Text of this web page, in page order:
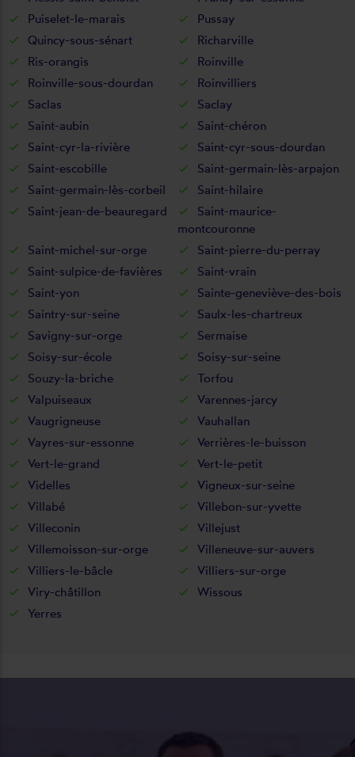
Puiselet-le-marais
Pussay
Quincy-sous-sénart
Richarville
Ris-orangis
Roinville
Roinville-sous-dourdan
Roinvilliers
Saclas
Saclay
Saint-aubin
Saint-chéron
Saint-cyr-la-rivière
Saint-cyr-sous-dourdan
Saint-escobille
Saint-germain-lès-arpajon
Saint-germain-lès-corbeil
Saint-hilaire
Saint-jean-de-beauregard
Saint-maurice-
montcouronne
Saint-michel-sur-orge
Saint-pierre-du-perray
Saint-sulpice-de-favières
Saint-vrain
Saint-yon
Sainte-geneviève-des-bois
Saintry-sur-seine
Saulx-les-chartreux
Savigny-sur-orge
Sermaise
Soisy-sur-école
Soisy-sur-seine
Souzy-la-briche
Torfou
Valpuiseaux
Varennes-jarcy
Vaugrigneuse
Vauhallan
Vayres-sur-essonne
Verrières-le-buisson
Vert-le-grand
Vert-le-petit
Videlles
Vigneux-sur-seine
Villabé
Villebon-sur-yvette
Villeconin
Villejust
Villemoisson-sur-orge
Villeneuve-sur-auvers
Villiers-le-bâcle
Villiers-sur-orge
Viry-châtillon
Wissous
Yerres